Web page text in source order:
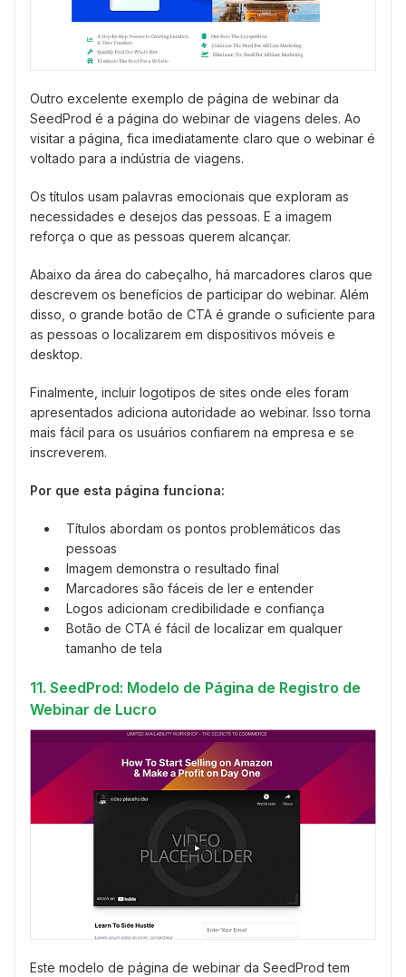
Outro excelente exemplo de página de webinar da
SeedProd é a página do webinar de viagens deles. Ao
visitar a página, fica imediatamente claro que o webinar é
voltado para a indústria de viagens.
Os títulos usam palavras emocionais que exploram as
necessidades e desejos das pessoas. E a imagem
reforça o que as pessoas querem alcançar.
Abaixo da área do cabeçalho, há marcadores claros que
descrevem os benefícios de participar do webinar. Além
disso, o grande botão de CTA é grande o suficiente para
as pessoas o localizarem em dispositivos móveis e
desktop.
Finalmente, incluir logotipos de sites onde eles foram
apresentados adiciona autoridade ao webinar. Isso torna
mais fácil para os usuários confiarem na empresa e se
inscreverem.
Por que esta página funciona:
Títulos abordam os pontos problemáticos das
pessoas
Imagem demonstra o resultado final
Marcadores são fáceis de ler e entender
Logos adicionam credibilidade e confiança
Botão de CTA é fácil de localizar em qualquer
tamanho de tela
11. SeedProd: Modelo de Página de Registro de
Webinar de Lucro
Este modelo de página de webinar da SeedProd tem